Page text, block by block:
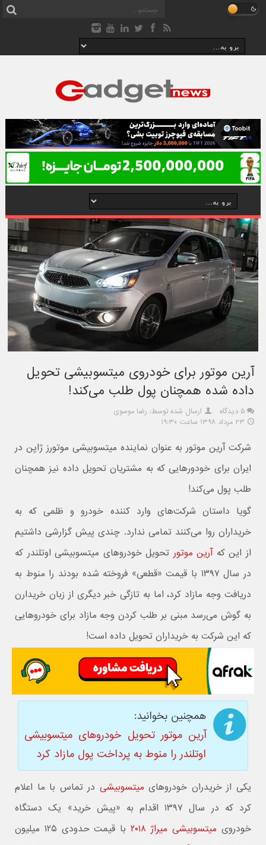
آرین موتور برای خودروی میتسوبیشی تحویل
داده شده همچنان پول طلب می‌کند!
۵ دیدگاه
ارسال شده توسط: رضا موسوی
۲۳ مرداد ۱۳۹۸ ساعت ۱۹:۳۰
شرکت آرین موتور به عنوان نماینده میتسوبیشی موتورز ژاپن در
ایران برای خودورهایی که به مشتریان تحویل داده نیز همچنان
طلب پول می‌کند!
گویا داستان شرکت‌های وارد کننده خودرو و ظلمی که به
خریداران روا می‌کنند تمامی ندارد. چندی پیش گزارشی داشتیم
از این کهآرین موتور تحویل خودروهای میتسوبیشی اوتلندر که
در سال ۱۳۹۷ با قیمت «قطعی» فروخته شده بودند را منوط به
دریافت وجه مازاد کرد، اما به تازگی خبر دیگری از زبان خریدارن
به گوش می‌رسد مبنی بر طلب کردن وجه مازاد برای خودروهایی
که این شرکت به خریداران تحویل داده است!
همچنین بخوانید:
آرین موتور تحویل خودروهای میتسوبیشی
اوتلندر را منوط به پرداخت پول مازاد کرد
یکی از خریدران خودروهای میتسوبیشی در تماس با ما اعلام
کرد که در سال ۱۳۹۷ اقدام به «پیش خرید» یک دستگاه
خودروی میتسوبیشی میراژ ۲۰۱۸
با قیمت حدودی ۱۲۵ میلیون